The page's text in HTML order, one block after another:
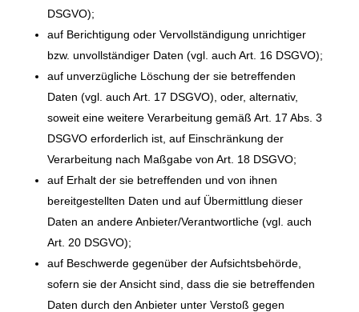
DSGVO);
auf Berichtigung oder Vervollständigung unrichtiger
bzw. unvollständiger Daten (vgl. auch Art. 16 DSGVO);
auf unverzügliche Löschung der sie betreffenden
Daten (vgl. auch Art. 17 DSGVO), oder, alternativ,
soweit eine weitere Verarbeitung gemäß Art. 17 Abs. 3
DSGVO erforderlich ist, auf Einschränkung der
Verarbeitung nach Maßgabe von Art. 18 DSGVO;
auf Erhalt der sie betreffenden und von ihnen
bereitgestellten Daten und auf Übermittlung dieser
Daten an andere Anbieter/Verantwortliche (vgl. auch
Art. 20 DSGVO);
auf Beschwerde gegenüber der Aufsichtsbehörde,
sofern sie der Ansicht sind, dass die sie betreffenden
Daten durch den Anbieter unter Verstoß gegen